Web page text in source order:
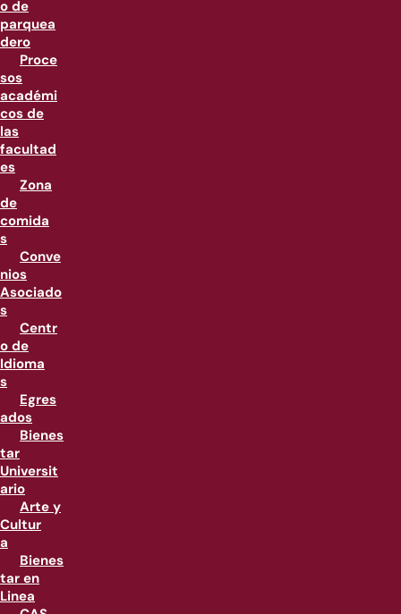
o de
parquea
dero
Proce
sos
académi
cos de
las
facultad
es
Zona
de
comida
s
Conve
nios
Asociado
s
Centr
o de
Idioma
s
Egres
ados
Bienes
tar
Universit
ario
Arte y
Cultur
a
Bienes
tar en
Linea